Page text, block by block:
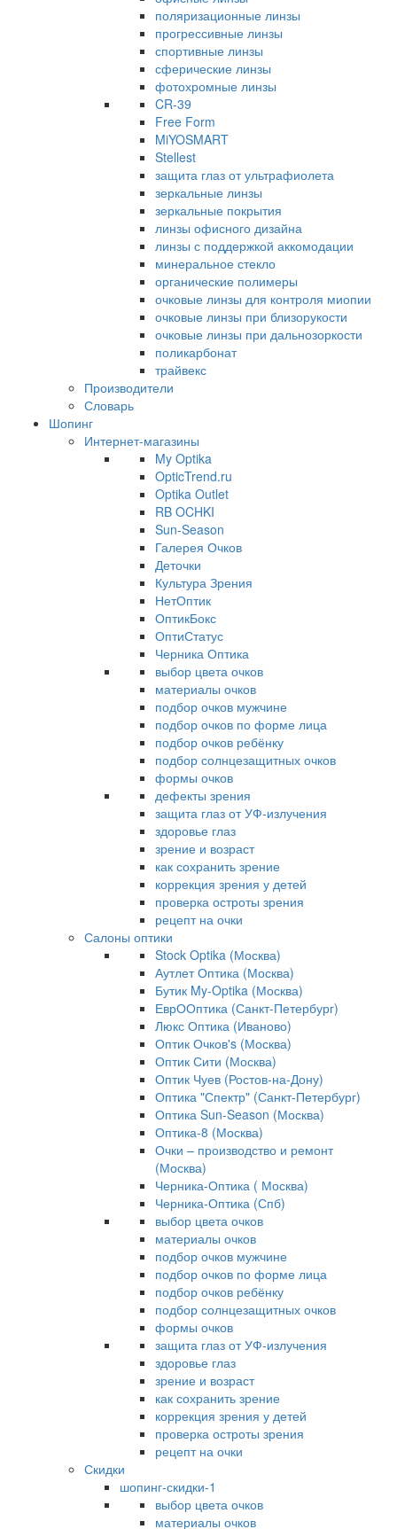
поляризационные линзы
прогрессивные линзы
спортивные линзы
сферические линзы
фотохромные линзы
CR-39
Free Form
MiYOSMART
Stellest
защита глаз от ультрафиолета
зеркальные линзы
зеркальные покрытия
линзы офисного дизайна
линзы с поддержкой аккомодации
минеральное стекло
органические полимеры
очковые линзы для контроля миопии
очковые линзы при близорукости
очковые линзы при дальнозоркости
поликарбонат
трайвекс
Производители
Словарь
Шопинг
Интернет-магазины
My Optika
OpticTrend.ru
Optika Outlet
RB OCHKI
Sun-Season
Галерея Очков
Деточки
Культура Зрения
НетОптик
ОптикБокс
ОптиСтатус
Черника Оптика
выбор цвета очков
материалы очков
подбор очков мужчине
подбор очков по форме лица
подбор очков ребёнку
подбор солнцезащитных очков
формы очков
дефекты зрения
защита глаз от УФ-излучения
здоровье глаз
зрение и возраст
как сохранить зрение
коррекция зрения у детей
проверка остроты зрения
рецепт на очки
Салоны оптики
Stock Optika (Москва)
Аутлет Оптика (Москва)
Бутик My-Optika (Москва)
ЕврООптика (Санкт-Петербург)
Люкс Оптика (Иваново)
Оптик Очков's (Москва)
Оптик Сити (Москва)
Оптик Чуев (Ростов-на-Дону)
Оптика "Спектр" (Санкт-Петербург)
Оптика Sun-Season (Москва)
Оптика-8 (Москва)
Очки – производство и ремонт
(Москва)
Черника-Оптика ( Москва)
Черника-Оптика (Спб)
выбор цвета очков
материалы очков
подбор очков мужчине
подбор очков по форме лица
подбор очков ребёнку
подбор солнцезащитных очков
формы очков
защита глаз от УФ-излучения
здоровье глаз
зрение и возраст
как сохранить зрение
коррекция зрения у детей
проверка остроты зрения
рецепт на очки
Скидки
шопинг-скидки-1
выбор цвета очков
материалы очков